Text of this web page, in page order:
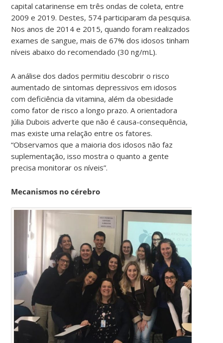
capital catarinense em três ondas de coleta, entre
2009 e 2019. Destes, 574 participaram da pesquisa.
Nos anos de 2014 e 2015, quando foram realizados
exames de sangue, mais de 67% dos idosos tinham
níveis abaixo do recomendado (30 ng/mL).
A análise dos dados permitiu descobrir o risco
aumentado de sintomas depressivos em idosos
com deficiência da vitamina, além da obesidade
como fator de risco a longo prazo. A orientadora
Júlia Dubois adverte que não é causa-consequência,
mas existe uma relação entre os fatores.
“Observamos que a maioria dos idosos não faz
suplementação, isso mostra o quanto a gente
precisa monitorar os níveis”.
Mecanismos no cérebro